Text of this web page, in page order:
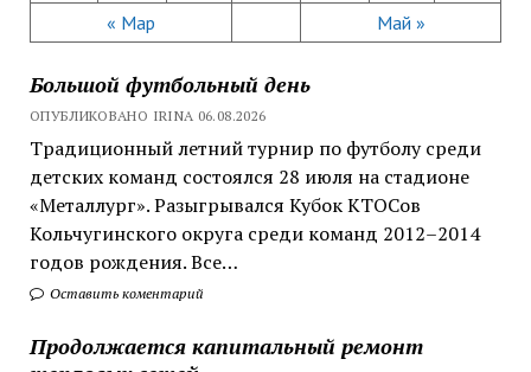
« Мар Май »
Большой футбольный день
ОПУБЛИКОВАНО IRINA 06.08.2026
Традиционный летний турнир по футболу среди
детских команд состоялся 28 июля на стадионе
«Металлург». Разыгрывался Кубок КТОСов
Кольчугинского округа среди команд 2012–2014
годов рождения. Все…
Оставить коментарий
Продолжается капитальный ремонт